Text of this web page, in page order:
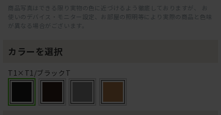
商品写真はできる限り実物の色に近づけるよう徹底しておりますが、 お
使いのデバイス・モニター設定、お部屋の照明等により実際の商品と色味
が異なる場合がございます。
カラーを選択
T1×T1/ブラックT